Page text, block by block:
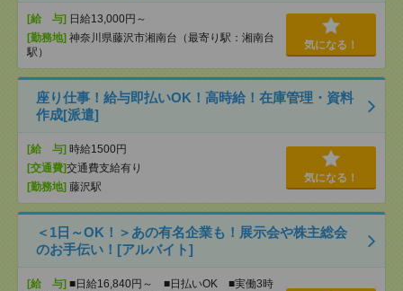
[給 与] 日給13,000円～
[勤務地] 神奈川県藤沢市湘南台（最寄り駅：湘南台
駅）
気になる！
座り仕事！給与即払いOK！高時給！在庫管理・資料
作成[派遣]
[給 与] 時給1500円
[交通費]交通費支給有り
[勤務地] 藤沢駅
気になる！
＜1日～OK！＞あの有名企業も！展示会や株主総会
のお手伝い！[アルバイト]
[給 与] ■日給16,840円～ ■日払いOK ■実働3時